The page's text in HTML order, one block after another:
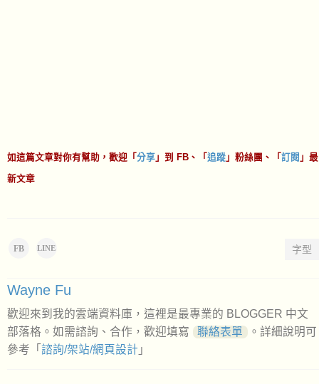
如這篇文章對你有幫助，歡迎「 分享 」到 FB、「 追蹤 」粉絲團、「 訂閱 」最
新文章
FB LINE 字型
Wayne Fu
歡迎來到我的雲端資料庫，這裡是最專業的 BLOGGER 中文
部落格。如需諮詢、合作，歡迎填寫
聯絡表單
。詳細說明可
參考「 諮詢/架站/網頁設計 」